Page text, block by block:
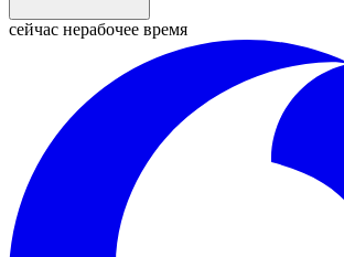
сейчас нерабочее время